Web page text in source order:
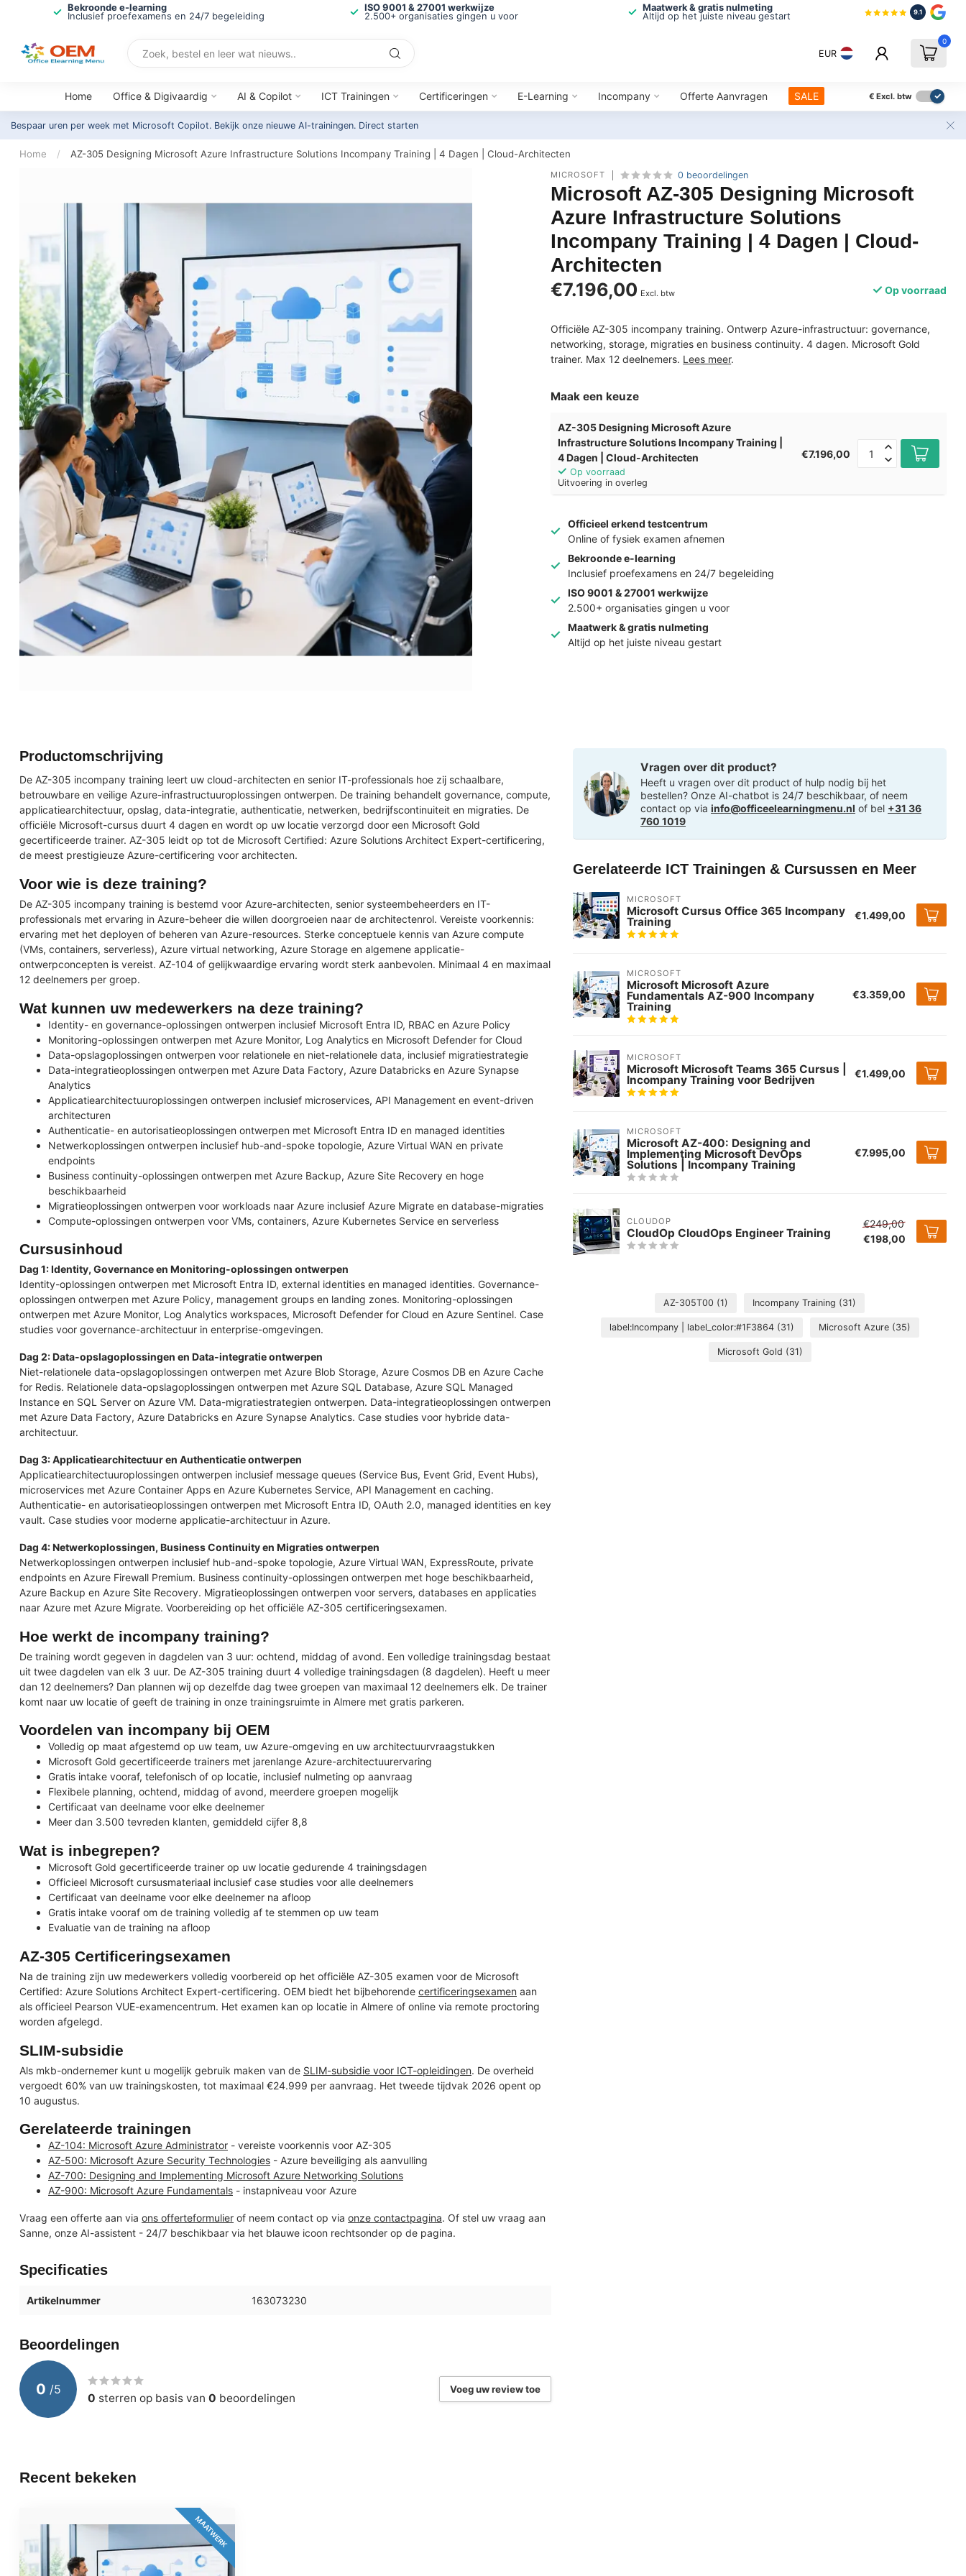
Bekroonde e-learning
Inclusief proefexamens en 24/7 begeleiding
ISO 9001 & 27001 werkwijze
2.500+ organisaties gingen u voor
Maatwerk & gratis nulmeting
Altijd op het juiste niveau gestart
9.1
EUR
0
Home Office & Digivaardig AI & Copilot ICT Trainingen Certificeringen E-Learning Incompany Offerte Aanvragen SALE € Excl. btw
Bespaar uren per week met Microsoft Copilot. Bekijk onze nieuwe AI-trainingen. Direct starten
Home / AZ-305 Designing Microsoft Azure Infrastructure Solutions Incompany Training | 4 Dagen | Cloud-Architecten
MICROSOFT 0 beoordelingen
Microsoft AZ-305 Designing Microsoft
Azure Infrastructure Solutions
Incompany Training | 4 Dagen | Cloud-
Architecten
€7.196,00 Excl. btw Op voorraad
Officiële AZ-305 incompany training. Ontwerp Azure-infrastructuur: governance,
networking, storage, migraties en business continuity. 4 dagen. Microsoft Gold
trainer. Max 12 deelnemers. Lees meer.
Maak een keuze
AZ-305 Designing Microsoft Azure
Infrastructure Solutions Incompany Training |
4 Dagen | Cloud-Architecten
Op voorraad
Uitvoering in overleg
€7.196,00
Officieel erkend testcentrum
Online of fysiek examen afnemen
Bekroonde e-learning
Inclusief proefexamens en 24/7 begeleiding
ISO 9001 & 27001 werkwijze
2.500+ organisaties gingen u voor
Maatwerk & gratis nulmeting
Altijd op het juiste niveau gestart
Productomschrijving
De AZ-305 incompany training leert uw cloud-architecten en senior IT-professionals hoe zij schaalbare,
betrouwbare en veilige Azure-infrastructuuroplossingen ontwerpen. De training behandelt governance, compute,
applicatiearchitectuur, opslag, data-integratie, authenticatie, netwerken, bedrijfscontinuiteit en migraties. De
officiële Microsoft-cursus duurt 4 dagen en wordt op uw locatie verzorgd door een Microsoft Gold
gecertificeerde trainer. AZ-305 leidt op tot de Microsoft Certified: Azure Solutions Architect Expert-certificering,
de meest prestigieuze Azure-certificering voor architecten.
Voor wie is deze training?
De AZ-305 incompany training is bestemd voor Azure-architecten, senior systeembeheerders en IT-
professionals met ervaring in Azure-beheer die willen doorgroeien naar de architectenrol. Vereiste voorkennis:
ervaring met het deployen of beheren van Azure-resources. Sterke conceptuele kennis van Azure compute
(VMs, containers, serverless), Azure virtual networking, Azure Storage en algemene applicatie-
ontwerpconcepten is vereist. AZ-104 of gelijkwaardige ervaring wordt sterk aanbevolen. Minimaal 4 en maximaal
12 deelnemers per groep.
Wat kunnen uw medewerkers na deze training?
Identity- en governance-oplossingen ontwerpen inclusief Microsoft Entra ID, RBAC en Azure Policy
Monitoring-oplossingen ontwerpen met Azure Monitor, Log Analytics en Microsoft Defender for Cloud
Data-opslagoplossingen ontwerpen voor relationele en niet-relationele data, inclusief migratiestrategie
Data-integratieoplossingen ontwerpen met Azure Data Factory, Azure Databricks en Azure Synapse
Analytics
Applicatiearchitectuuroplossingen ontwerpen inclusief microservices, API Management en event-driven
architecturen
Authenticatie- en autorisatieoplossingen ontwerpen met Microsoft Entra ID en managed identities
Netwerkoplossingen ontwerpen inclusief hub-and-spoke topologie, Azure Virtual WAN en private
endpoints
Business continuity-oplossingen ontwerpen met Azure Backup, Azure Site Recovery en hoge
beschikbaarheid
Migratieoplossingen ontwerpen voor workloads naar Azure inclusief Azure Migrate en database-migraties
Compute-oplossingen ontwerpen voor VMs, containers, Azure Kubernetes Service en serverless
Cursusinhoud
Dag 1: Identity, Governance en Monitoring-oplossingen ontwerpen
Identity-oplossingen ontwerpen met Microsoft Entra ID, external identities en managed identities. Governance-
oplossingen ontwerpen met Azure Policy, management groups en landing zones. Monitoring-oplossingen
ontwerpen met Azure Monitor, Log Analytics workspaces, Microsoft Defender for Cloud en Azure Sentinel. Case
studies voor governance-architectuur in enterprise-omgevingen.
Dag 2: Data-opslagoplossingen en Data-integratie ontwerpen
Niet-relationele data-opslagoplossingen ontwerpen met Azure Blob Storage, Azure Cosmos DB en Azure Cache
for Redis. Relationele data-opslagoplossingen ontwerpen met Azure SQL Database, Azure SQL Managed
Instance en SQL Server on Azure VM. Data-migratiestrategien ontwerpen. Data-integratieoplossingen ontwerpen
met Azure Data Factory, Azure Databricks en Azure Synapse Analytics. Case studies voor hybride data-
architectuur.
Dag 3: Applicatiearchitectuur en Authenticatie ontwerpen
Applicatiearchitectuuroplossingen ontwerpen inclusief message queues (Service Bus, Event Grid, Event Hubs),
microservices met Azure Container Apps en Azure Kubernetes Service, API Management en caching.
Authenticatie- en autorisatieoplossingen ontwerpen met Microsoft Entra ID, OAuth 2.0, managed identities en key
vault. Case studies voor moderne applicatie-architectuur in Azure.
Dag 4: Netwerkoplossingen, Business Continuity en Migraties ontwerpen
Netwerkoplossingen ontwerpen inclusief hub-and-spoke topologie, Azure Virtual WAN, ExpressRoute, private
endpoints en Azure Firewall Premium. Business continuity-oplossingen ontwerpen met hoge beschikbaarheid,
Azure Backup en Azure Site Recovery. Migratieoplossingen ontwerpen voor servers, databases en applicaties
naar Azure met Azure Migrate. Voorbereiding op het officiële AZ-305 certificeringsexamen.
Hoe werkt de incompany training?
De training wordt gegeven in dagdelen van 3 uur: ochtend, middag of avond. Een volledige trainingsdag bestaat
uit twee dagdelen van elk 3 uur. De AZ-305 training duurt 4 volledige trainingsdagen (8 dagdelen). Heeft u meer
dan 12 deelnemers? Dan plannen wij op dezelfde dag twee groepen van maximaal 12 deelnemers elk. De trainer
komt naar uw locatie of geeft de training in onze trainingsruimte in Almere met gratis parkeren.
Voordelen van incompany bij OEM
Volledig op maat afgestemd op uw team, uw Azure-omgeving en uw architectuurvraagstukken
Microsoft Gold gecertificeerde trainers met jarenlange Azure-architectuurervaring
Gratis intake vooraf, telefonisch of op locatie, inclusief nulmeting op aanvraag
Flexibele planning, ochtend, middag of avond, meerdere groepen mogelijk
Certificaat van deelname voor elke deelnemer
Meer dan 3.500 tevreden klanten, gemiddeld cijfer 8,8
Wat is inbegrepen?
Microsoft Gold gecertificeerde trainer op uw locatie gedurende 4 trainingsdagen
Officieel Microsoft cursusmateriaal inclusief case studies voor alle deelnemers
Certificaat van deelname voor elke deelnemer na afloop
Gratis intake vooraf om de training volledig af te stemmen op uw team
Evaluatie van de training na afloop
AZ-305 Certificeringsexamen
Na de training zijn uw medewerkers volledig voorbereid op het officiële AZ-305 examen voor de Microsoft
Certified: Azure Solutions Architect Expert-certificering. OEM biedt het bijbehorende certificeringsexamen aan
als officieel Pearson VUE-examencentrum. Het examen kan op locatie in Almere of online via remote proctoring
worden afgelegd.
SLIM-subsidie
Als mkb-ondernemer kunt u mogelijk gebruik maken van de SLIM-subsidie voor ICT-opleidingen. De overheid
vergoedt 60% van uw trainingskosten, tot maximaal €24.999 per aanvraag. Het tweede tijdvak 2026 opent op
10 augustus.
Gerelateerde trainingen
AZ-104: Microsoft Azure Administrator - vereiste voorkennis voor AZ-305
AZ-500: Microsoft Azure Security Technologies - Azure beveiliging als aanvulling
AZ-700: Designing and Implementing Microsoft Azure Networking Solutions
AZ-900: Microsoft Azure Fundamentals - instapniveau voor Azure
Vraag een offerte aan via ons offerteformulier of neem contact op via onze contactpagina. Of stel uw vraag aan
Sanne, onze AI-assistent - 24/7 beschikbaar via het blauwe icoon rechtsonder op de pagina.
Specificaties
Artikelnummer 163073230
Beoordelingen
0 /5
0 sterren op basis van 0 beoordelingen
Voeg uw review toe
Vragen over dit product?
Heeft u vragen over dit product of hulp nodig bij het
bestellen? Onze AI-chatbot is 24/7 beschikbaar, of neem
contact op via info@officeelearningmenu.nl of bel +31 36
760 1019
Gerelateerde ICT Trainingen & Cursussen en Meer
MICROSOFT
Microsoft Cursus Office 365 Incompany
Training €1.499,00
MICROSOFT
Microsoft Microsoft Azure
Fundamentals AZ-900 Incompany
Training
€3.359,00
MICROSOFT
Microsoft Microsoft Teams 365 Cursus |
Incompany Training voor Bedrijven €1.499,00
MICROSOFT
Microsoft AZ-400: Designing and
Implementing Microsoft DevOps
Solutions | Incompany Training
€7.995,00
CLOUDOP
CloudOp CloudOps Engineer Training
€249,00
€198,00
AZ-305T00 (1) Incompany Training (31)
label:Incompany | label_color:#1F3864 (31) Microsoft Azure (35)
Microsoft Gold (31)
Recent bekeken
MAATWERK